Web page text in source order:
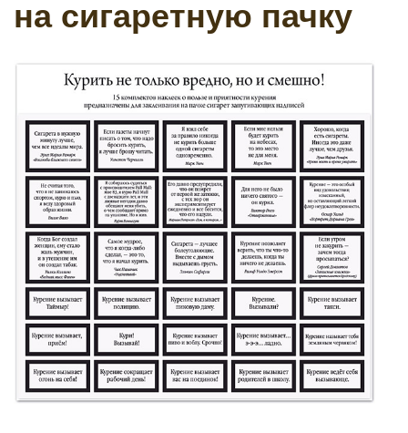
на сигаретную пачку